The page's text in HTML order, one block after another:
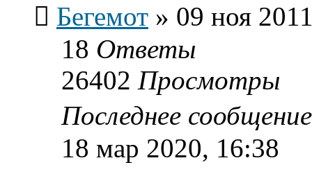
Бегемот » 09 ноя
18 Ответы
26402 Просмотры
Последнее
18 мар 2020, 16:38